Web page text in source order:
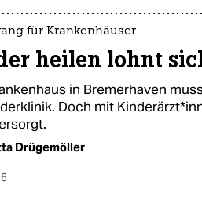
für Krankenhäuser
heilen lohnt
in Bremerhaven
Doch mit
Drügemöller